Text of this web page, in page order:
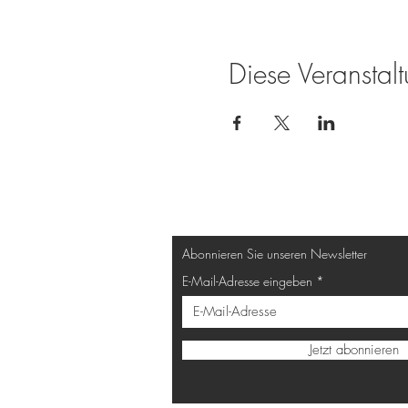
Diese
Abonnieren Sie unseren Newsletter
E-Mail-Adresse eingeben
Jetzt abonnieren